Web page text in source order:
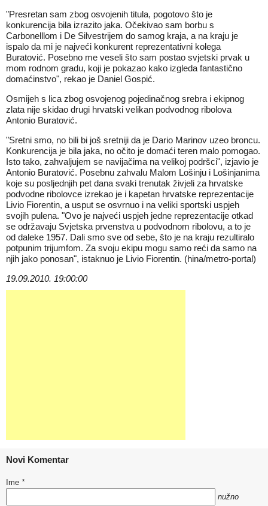
"Presretan sam zbog osvojenih titula, pogotovo što je
konkurencija bila izrazito jaka. Očekivao sam borbu s
Carbonelllom i De Silvestrijem do samog kraja, a na kraju je
ispalo da mi je najveći konkurent reprezentativni kolega
Buratović. Posebno me veseli što sam postao svjetski prvak u
mom rodnom gradu, koji je pokazao kako izgleda fantastično
domaćinstvo", rekao je Daniel Gospić.
Osmijeh s lica zbog osvojenog pojedinačnog srebra i ekipnog
zlata nije skidao drugi hrvatski velikan podvodnog ribolova
Antonio Buratović.
"Sretni smo, no bili bi još sretniji da je Dario Marinov uzeo broncu.
Konkurencija je bila jaka, no očito je domaći teren malo pomogao.
Isto tako, zahvaljujem se navijačima na velikoj podršci", izjavio je
Antonio Buratović. Posebnu zahvalu Malom Lošinju i Lošinjanima
koje su posljednjih pet dana svaki trenutak živjeli za hrvatske
podvodne ribolovce izrekao je i kapetan hrvatske reprezentacije
Livio Fiorentin, a usput se osvrnuo i na veliki sportski uspjeh
svojih pulena. "Ovo je najveći uspjeh jedne reprezentacije otkad
se održavaju Svjetska prvenstva u podvodnom ribolovu, a to je
od daleke 1957. Dali smo sve od sebe, što je na kraju rezultiralo
potpunim trijumfom. Za svoju ekipu mogu samo reći da samo na
njih jako ponosan", istaknuo je Livio Fiorentin. (hina/metro-portal)
19.09.2010. 19:00:00
Novi Komentar
Ime *
nužno